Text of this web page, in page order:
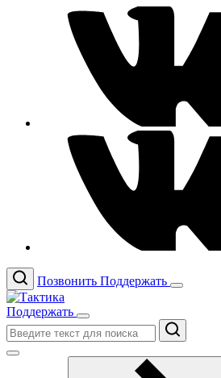
Позвонить Поддержать
Поддержать
Поиск